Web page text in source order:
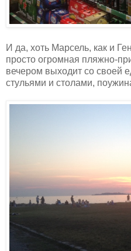
И да, хоть Марсель, как и
просто огромная пляжно-
вечером выходит со своей
стульями и столами,